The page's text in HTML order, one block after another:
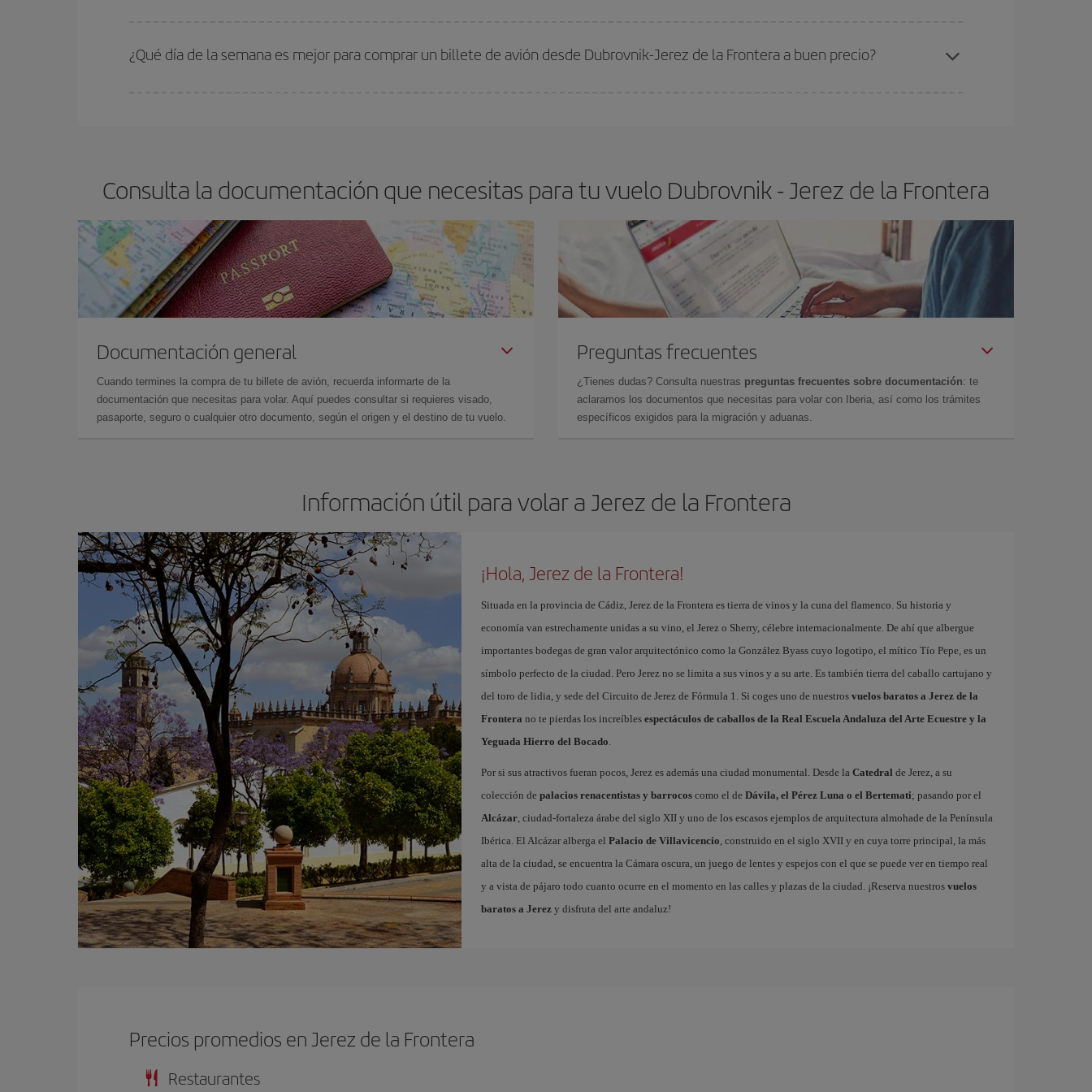
¿Qué día de la semana es mejor para comprar un billete de avión desde Dubrovnik-Jerez de la Frontera a buen precio?
Consulta la documentación que necesitas para tu vuelo Dubrovnik - Jerez de la Frontera
Documentación general
Cuando termines la compra de tu billete de avión, recuerda informarte de la
documentación que necesitas para volar. Aquí puedes consultar si requieres visado,
pasaporte, seguro o cualquier otro documento, según el origen y el destino de tu vuelo.
Preguntas frecuentes
¿Tienes dudas? Consulta nuestras preguntas frecuentes sobre documentación: te
aclaramos los documentos que necesitas para volar con Iberia, así como los trámites
específicos exigidos para la migración y aduanas.
Información útil para volar a Jerez de la Frontera
¡Hola, Jerez de la Frontera!
Situada en la provincia de Cádiz, Jerez de la Frontera es tierra de vinos y la cuna del flamenco. Su historia y
economía van estrechamente unidas a su vino, el Jerez o Sherry, célebre internacionalmente. De ahí que albergue
importantes bodegas de gran valor arquitectónico como la González Byass cuyo logotipo, el mítico Tío Pepe, es un
símbolo perfecto de la ciudad. Pero Jerez no se limita a sus vinos y a su arte. Es también tierra del caballo cartujano y
del toro de lidia, y sede del Circuito de Jerez de Fórmula 1. Si coges uno de nuestros vuelos baratos a Jerez de la
Frontera no te pierdas los increíbles espectáculos de caballos de la Real Escuela Andaluza del Arte Ecuestre y la
Yeguada Hierro del Bocado.
Por si sus atractivos fueran pocos, Jerez es además una ciudad monumental. Desde la Catedral de Jerez, a su
colección de palacios renacentistas y barrocoscomo el de Dávila, el Pérez Luna o el Bertemati; pasando por el
Alcázar, ciudad-fortaleza árabe del siglo XII y uno de los escasos ejemplos de arquitectura almohade de la Península
Ibérica. El Alcázar alberga el Palacio de Villavicencio, construido en el siglo XVII y en cuya torre principal, la más
alta de la ciudad, se encuentra la Cámara oscura, un juego de lentes y espejos con el que se puede ver en tiempo real
y a vista de pájaro todo cuanto ocurre en el momento en las calles y plazas de la ciudad. ¡Reserva nuestros vuelos
baratos a Jerezy disfruta del arte andaluz!
Precios promedios en Jerez de la Frontera
Restaurantes